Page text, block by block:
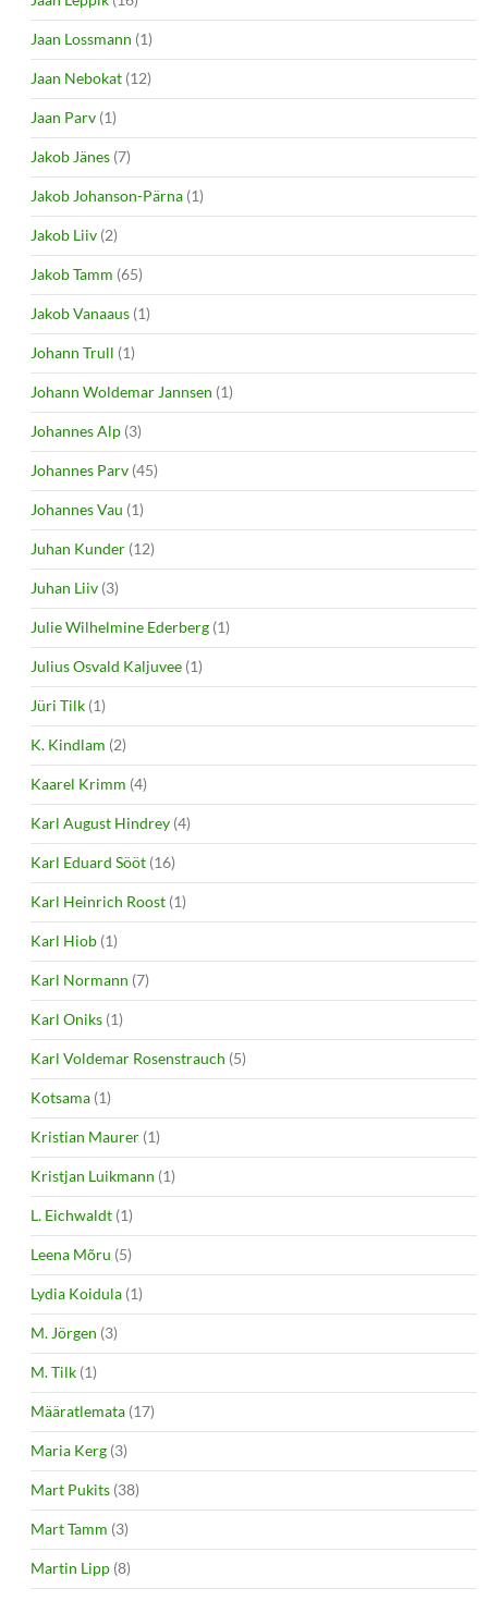
Jaan Lossmann (1)
Jaan Nebokat (12)
Jaan Parv (1)
Jakob Jänes (7)
Jakob Johanson-Pärna (1)
Jakob Liiv (2)
Jakob Tamm (65)
Jakob Vanaaus (1)
Johann Trull (1)
Johann Woldemar Jannsen (1)
Johannes Alp (3)
Johannes Parv (45)
Johannes Vau (1)
Juhan Kunder (12)
Juhan Liiv (3)
Julie Wilhelmine Ederberg (1)
Julius Osvald Kaljuvee (1)
Jüri Tilk (1)
K. Kindlam (2)
Kaarel Krimm (4)
Karl August Hindrey (4)
Karl Eduard Sööt (16)
Karl Heinrich Roost (1)
Karl Hiob (1)
Karl Normann (7)
Karl Oniks (1)
Karl Voldemar Rosenstrauch (5)
Kotsama (1)
Kristian Maurer (1)
Kristjan Luikmann (1)
L. Eichwaldt (1)
Leena Mõru (5)
Lydia Koidula (1)
M. Jörgen (3)
M. Tilk (1)
Määratlemata (17)
Maria Kerg (3)
Mart Pukits (38)
Mart Tamm (3)
Martin Lipp (8)